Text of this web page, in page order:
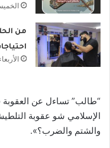
الخميس, 25 ديسمبر
من
الأربعاء, 27 سبتمبر 2023,
“طالب” تساءل عن العقوبة
الإسلامي شو عقوبة
والشتم والضرب؟».